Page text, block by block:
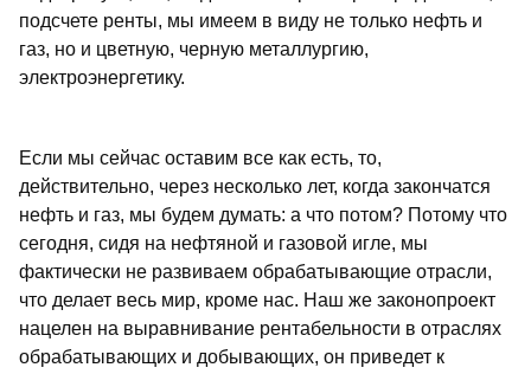
подсчете ренты, мы имеем в виду не только нефть и
газ, но и цветную, черную металлургию,
электроэнергетику.
Если мы сейчас оставим все как есть, то,
действительно, через несколько лет, когда закончатся
нефть и газ, мы будем думать: а что потом? Потому что
сегодня, сидя на нефтяной и газовой игле, мы
фактически не развиваем обрабатывающие отрасли,
что делает весь мир, кроме нас. Наш же законопроект
нацелен на выравнивание рентабельности в отраслях
обрабатывающих и добывающих, он приведет к